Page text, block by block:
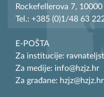
Rockefellerova 7,
Tel.: +385 (0)1/48 63
E-POŠTA
Za institucije:
Za medije: info@hzjz.hr
Za građane: hzjz@hzjz.hr